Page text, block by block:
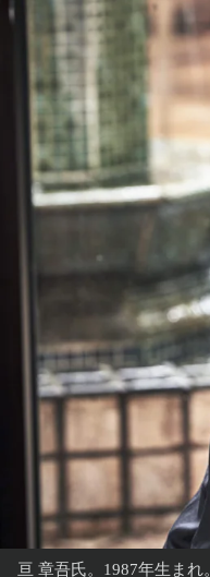
亘 章吾氏。1987年生ま